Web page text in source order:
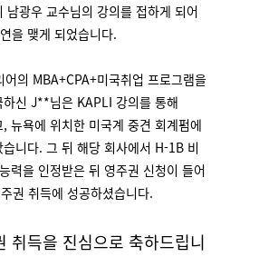
남광우 교수님의 강의를 접하게 되어
을 맺게 되었습니다.
의 MBA+CPA+미국취업 프로그램을
하신 J**님은 KAPLI 강의를 통해
뉴욕에 위치한 미국계 중견 회계펌에
니다. 그 뒤 해당 회사에서 H-1B 비
력을 인정받은 뒤 영주권 신청이 들어
권 취득에 성공하셨습니다.
취득을 진심으로 축하드립니